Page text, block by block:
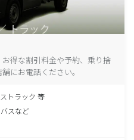
得な割引料金や予約、乗り捨
にお電話ください。
トラック 等
スなど